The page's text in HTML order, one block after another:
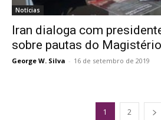
Notícias
Iran dialoga com
sobre pautas do
George W. Silva - 16 de setembro de 2019
1 2